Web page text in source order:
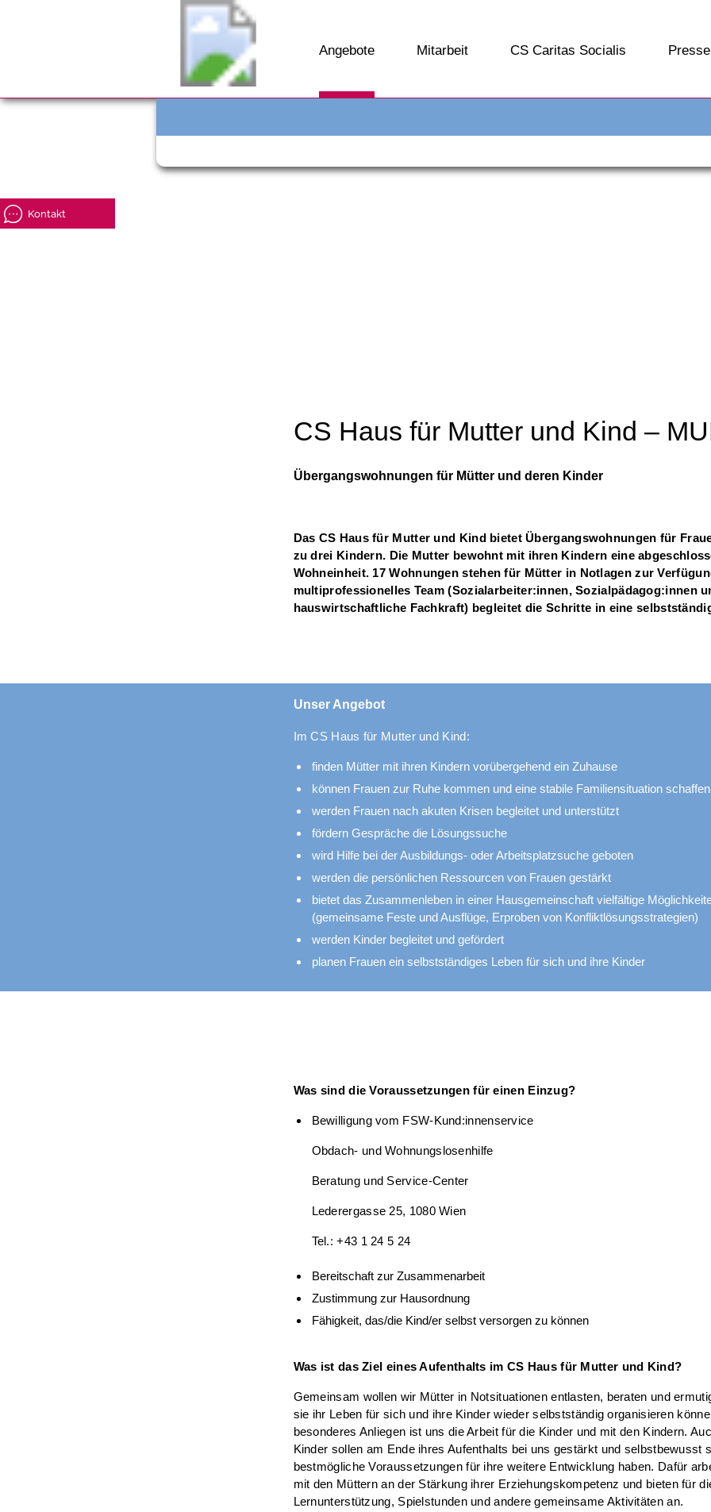
Angebote Mitarbeit CS Caritas Socialis Presse
CS Haus für Mutter und Kind –
Übergangswohnungen für Mütter und deren Kinder
Das CS Haus für Mutter und Kind bietet Übergangswohnungen für
zu drei Kindern. Die Mutter bewohnt mit ihren Kindern eine
Wohneinheit. 17 Wohnungen stehen für Mütter in Notlagen zur
multiprofessionelles Team (Sozialarbeiter:innen, Sozialpädagog:innen
hauswirtschaftliche Fachkraft) begleitet die Schritte in eine
Unser Angebot
Im CS Haus für Mutter und Kind:
finden Mütter mit ihren Kindern vorübergehend ein Zuhause
können Frauen zur Ruhe kommen und eine stabile Familiensituation schaffen
werden Frauen nach akuten Krisen begleitet und unterstützt
fördern Gespräche die Lösungssuche
wird Hilfe bei der Ausbildungs- oder Arbeitsplatzsuche geboten
werden die persönlichen Ressourcen von Frauen gestärkt
bietet das Zusammenleben in einer Hausgemeinschaft vielfältige
(gemeinsame Feste und Ausflüge, Erproben von Konfliktlösungsstrategien)
werden Kinder begleitet und gefördert
planen Frauen ein selbstständiges Leben für sich und ihre Kinder
Was sind die Voraussetzungen für einen Einzug?
Bewilligung vom FSW-Kund:innenservice
Obdach- und Wohnungslosenhilfe
Beratung und Service-Center
Lederergasse 25, 1080 Wien
Tel.: +43 1 24 5 24
Bereitschaft zur Zusammenarbeit
Zustimmung zur Hausordnung
Fähigkeit, das/die Kind/er selbst versorgen zu können
Was ist das Ziel eines Aufenthalts im CS Haus für Mutter und Kind?
Gemeinsam wollen wir Mütter in Notsituationen entlasten, beraten und
sie ihr Leben für sich und ihre Kinder wieder selbstständig organisieren
besonderes Anliegen ist uns die Arbeit für die Kinder und mit den Kindern.
Kinder sollen am Ende ihres Aufenthalts bei uns gestärkt und selbstbewusst
bestmögliche Voraussetzungen für ihre weitere Entwicklung haben. Dafür
mit den Müttern an der Stärkung ihrer Erziehungskompetenz und bieten für
Lernunterstützung, Spielstunden und andere gemeinsame Aktivitäten an.
Kontakt